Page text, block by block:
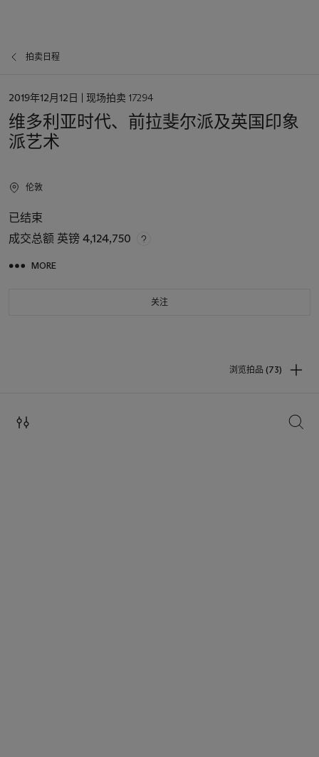
拍卖日程
日
2019年12月12日 | 现场拍卖 17294
维多利亚时代、前拉斐尔派及英国印象
派艺术
伦敦
已结束
成交总额 英镑 4,124,750
MORE
关注
浏览拍品 (73)
搜索